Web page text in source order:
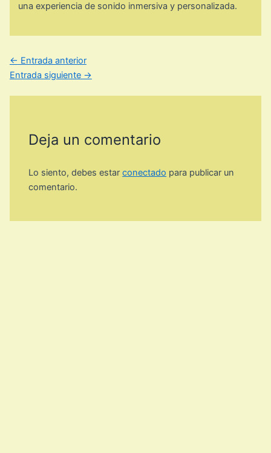
una experiencia de sonido inmersiva y personalizada.
← Entrada anterior
Entrada siguiente →
Deja un comentario
Lo siento, debes estarconectado para publicar un
comentario.